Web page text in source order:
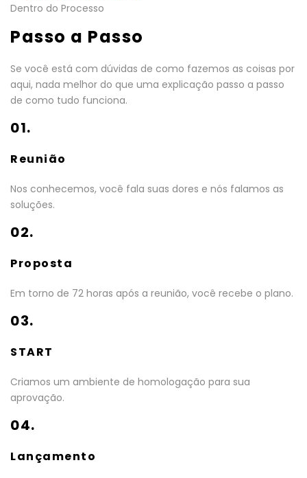
Dentro do Processo
Passo a Passo
Se você está com dúvidas de como fazemos as coisas por
aqui, nada melhor do que uma explicação passo a passo
de como tudo funciona.
01.
Reunião
Nos conhecemos, você fala suas dores e nós falamos as
soluções.
02.
Proposta
Em torno de 72 horas após a reunião, você recebe o plano.
03.
START
Criamos um ambiente de homologação para sua
aprovação.
04.
Lançamento